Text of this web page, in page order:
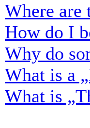
Where are
How do I
Why do
What is a
What is